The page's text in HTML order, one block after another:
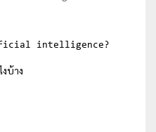
intelligence?
บ้าง